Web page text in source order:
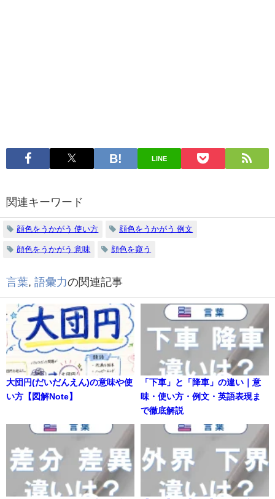
LINE
関連キーワード
顔色をうかがう 使い方 顔色をうかがう 例文
顔色をうかがう 意味 顔色を窺う
言葉, 語彙力の関連記事
大団円(だいだんえん)の意味や使
い方【図解Note】
「下車」と「降車」の違い｜意
味・使い方・例文・英語表現ま
で徹底解説